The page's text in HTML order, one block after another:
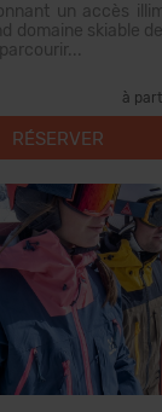
un accès
domaine skiable
à
RÉSERVER